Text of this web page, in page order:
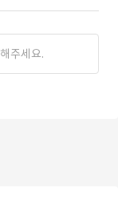
해주세요.